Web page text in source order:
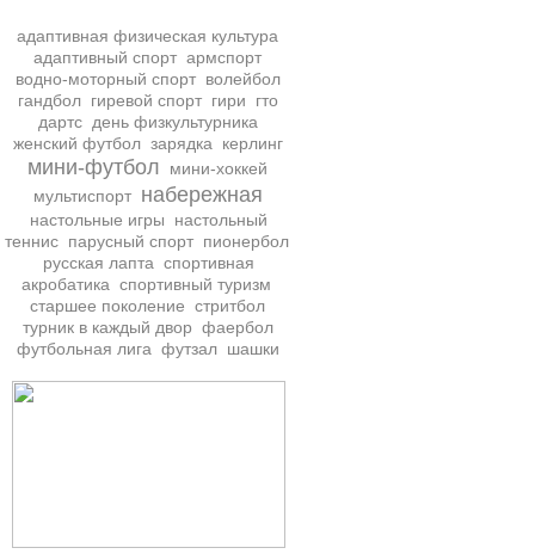
адаптивная физическая культура
адаптивный спорт армспорт
водно-моторный спорт волейбол
гандбол гиревой спорт гири
гто
дартс день физкультурника
женский футбол зарядка керлинг
мини-футбол
мини-хоккей
мультиспорт набережная
настольные игры
настольный
теннис парусный спорт пионербол
русская лапта спортивная
акробатика спортивный туризм
старшее поколение стритбол
турник в каждый двор фаербол
футбольная лига футзал шашки